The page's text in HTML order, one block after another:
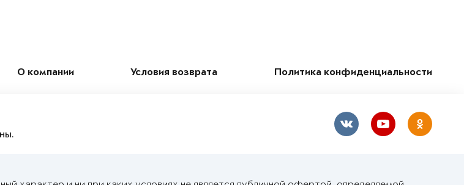
О компании Условия возврата Политика конфиденциальности